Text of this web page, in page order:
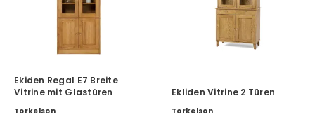
Ekiden Regal E7 Breite
Vitrine mit Glastüren
Torkelson
Ekliden Vitrine 2 Türen
Torkelson